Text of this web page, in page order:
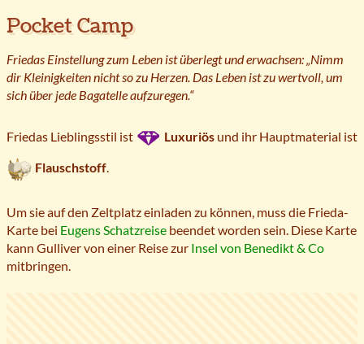
Pocket Camp
Friedas Einstellung zum Leben ist überlegt und erwachsen: „Nimm
dir Kleinigkeiten nicht so zu Herzen. Das Leben ist zu wertvoll, um
sich über jede Bagatelle aufzuregen.“
Friedas Lieblingsstil ist Luxuriös und ihr Hauptmaterial ist
Flauschstoff.
Um sie auf den Zeltplatz einladen zu können, muss die Frieda-
Karte bei Eugens Schatzreise beendet worden sein. Diese Karte
kann Gulliver von einer Reise zur Insel von Benedikt & Co
mitbringen.